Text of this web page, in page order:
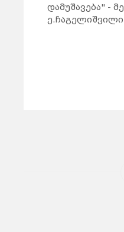
დამუშავება" -
ე.ჩაგელიშვილი